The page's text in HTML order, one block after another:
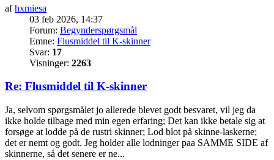
afhxmiesa
03 feb 2026, 14:37
Forum: Begynderspørgsmål
Emne: Flusmiddel til K-skinner
Svar: 17
Visninger: 2263
Re: Flusmiddel til K-skinner
Ja, selvom spørgsmålet jo allerede blevet godt besvaret, vil jeg da
ikke holde tilbage med min egen erfaring; Det kan ikke betale sig at
forsøge at lodde på de rustri skinner; Lod blot på skinne-laskerne;
det er nemt og godt. Jeg holder alle lodninger paa SAMME SIDE af
skinnerne, så det senere er ne...